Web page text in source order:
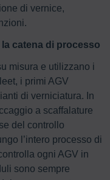
di vernice,
catena di processo
misura e utilizzano i
i primi AGV
di verniciatura. In
a scaffalature
del controllo
l’intero processo di
ogni AGV in
sono sempre